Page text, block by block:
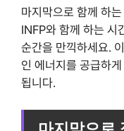
마지막으로 함께 하
INFP와 함께 하는 시
순간을 만끽하세요.
인 에너지를 공급하
됩니다.